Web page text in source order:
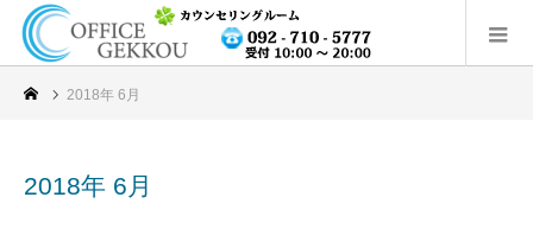
2018年 6月
2018年 6月